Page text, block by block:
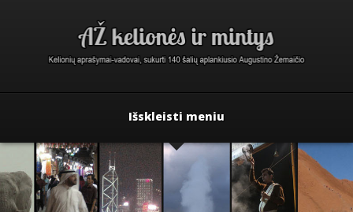
Išskleisti meniu